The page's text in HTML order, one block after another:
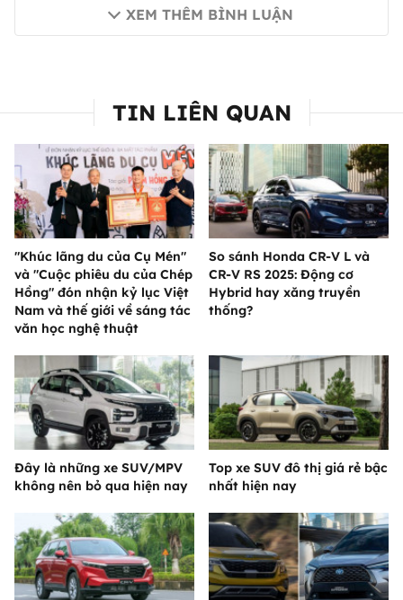
XEM THÊM BÌNH LUẬN
TIN LIÊN QUAN
"Khúc lãng du của Cụ Mén"
và "Cuộc phiêu du của Chép
Hồng" đón nhận kỷ lục Việt
Nam và thế giới về sáng tác
văn học nghệ thuật
So sánh Honda CR-V L và
CR-V RS 2025: Động cơ
Hybrid hay xăng truyền
thống?
Đây là những xe SUV/MPV
không nên bỏ qua hiện nay
Top xe SUV đô thị giá rẻ bậc
nhất hiện nay